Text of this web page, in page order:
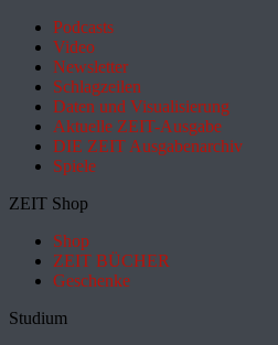
Podcasts
Video
Newsletter
Schlagzeilen
Daten und Visualisierung
Aktuelle ZEIT-Ausgabe
DIE ZEIT Ausgabenarchiv
Spiele
ZEIT Shop
Shop
ZEIT BÜCHER
Geschenke
Studium